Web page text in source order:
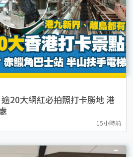
20大網紅必拍照打卡勝地 港
15小時前